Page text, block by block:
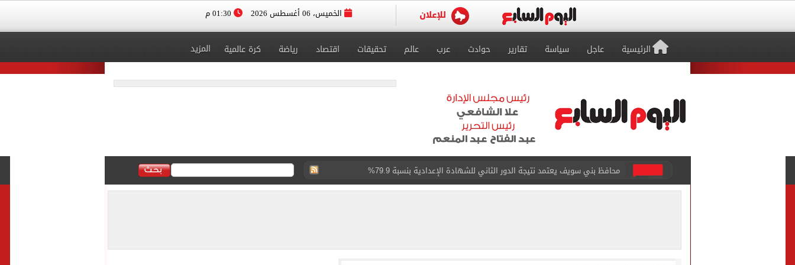
الخميس، 06 أغسطس 2026
الرئيسية عاجل سياسة تقارير حوادث عرب عالم تحقيقات اقتصاد رياضة كرة عالمية المزيد
محافظ بني سويف يعتمد نتيجة الدور الثاني للشهادة الإعدادية بنسبة 79.9%
أسعار رغيف الخبز السياحى والفينو بعد قرارات التموين الجديدة.. تفاصيل
لاعبو الأهلى فى مطار القاهرة استعدادًا للسفر إلى إسبانيا لخوض المعسكر الخارجي